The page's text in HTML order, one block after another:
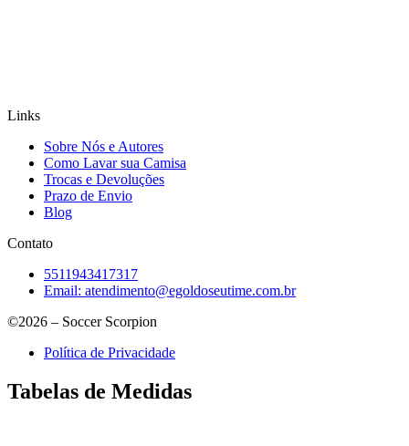
Links
Sobre Nós e Autores
Como Lavar sua Camisa
Trocas e Devoluções
Prazo de Envio
Blog
Contato
5511943417317
Email: atendimento@egoldoseutime.com.br
©2026 – Soccer Scorpion
Política de Privacidade
Tabelas de Medidas